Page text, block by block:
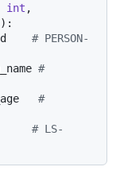
int ,
):
# PERSON-
#
#
# LS-